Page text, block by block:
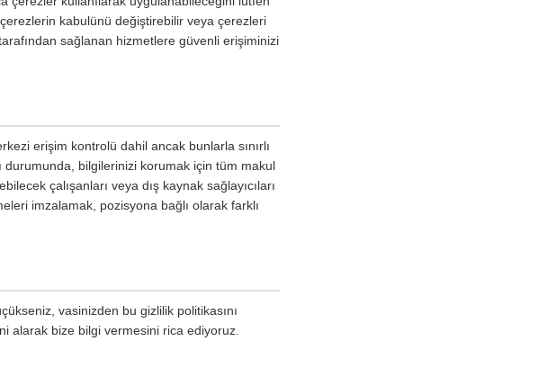
çerezlerin kabulünü değiştirebilir veya çerezleri
sağlanan hizmetlere güvenli erişiminizi
erişim kontrolü dahil ancak bunlarla sınırlı
durumunda, bilgilerinizi korumak için tüm makul
çalışanları veya dış kaynak sağlayıcıları
imzalamak, pozisyona bağlı olarak farklı
vasinizden bu gizlilik politikasını
alarak bize bilgi vermesini rica ediyoruz.